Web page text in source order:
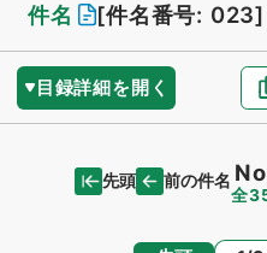
件名
[件名番号: 023]
目録詳細を開く
先頭 前の件名
全